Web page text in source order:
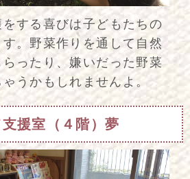
する喜びは子どもたちの
。野菜作りを通して自然
ったり、嫌いだった野菜
うかもしれませんよ。
援室（４階）夢